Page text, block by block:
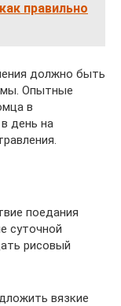
правильно
должно быть
Опытные
в
день на
поедания
суточной
рисовый
вязкие